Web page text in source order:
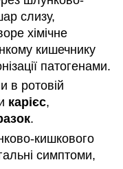
слизу,
хімічне
кишечнику
патогенами.
в ротовій
карієс,
.
кишкового
симптоми,